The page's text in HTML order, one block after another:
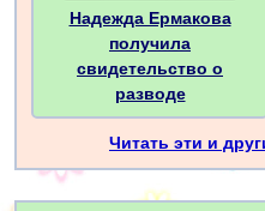
Надежда Ермакова
получила
свидетельство о
разводе
Читать эти и